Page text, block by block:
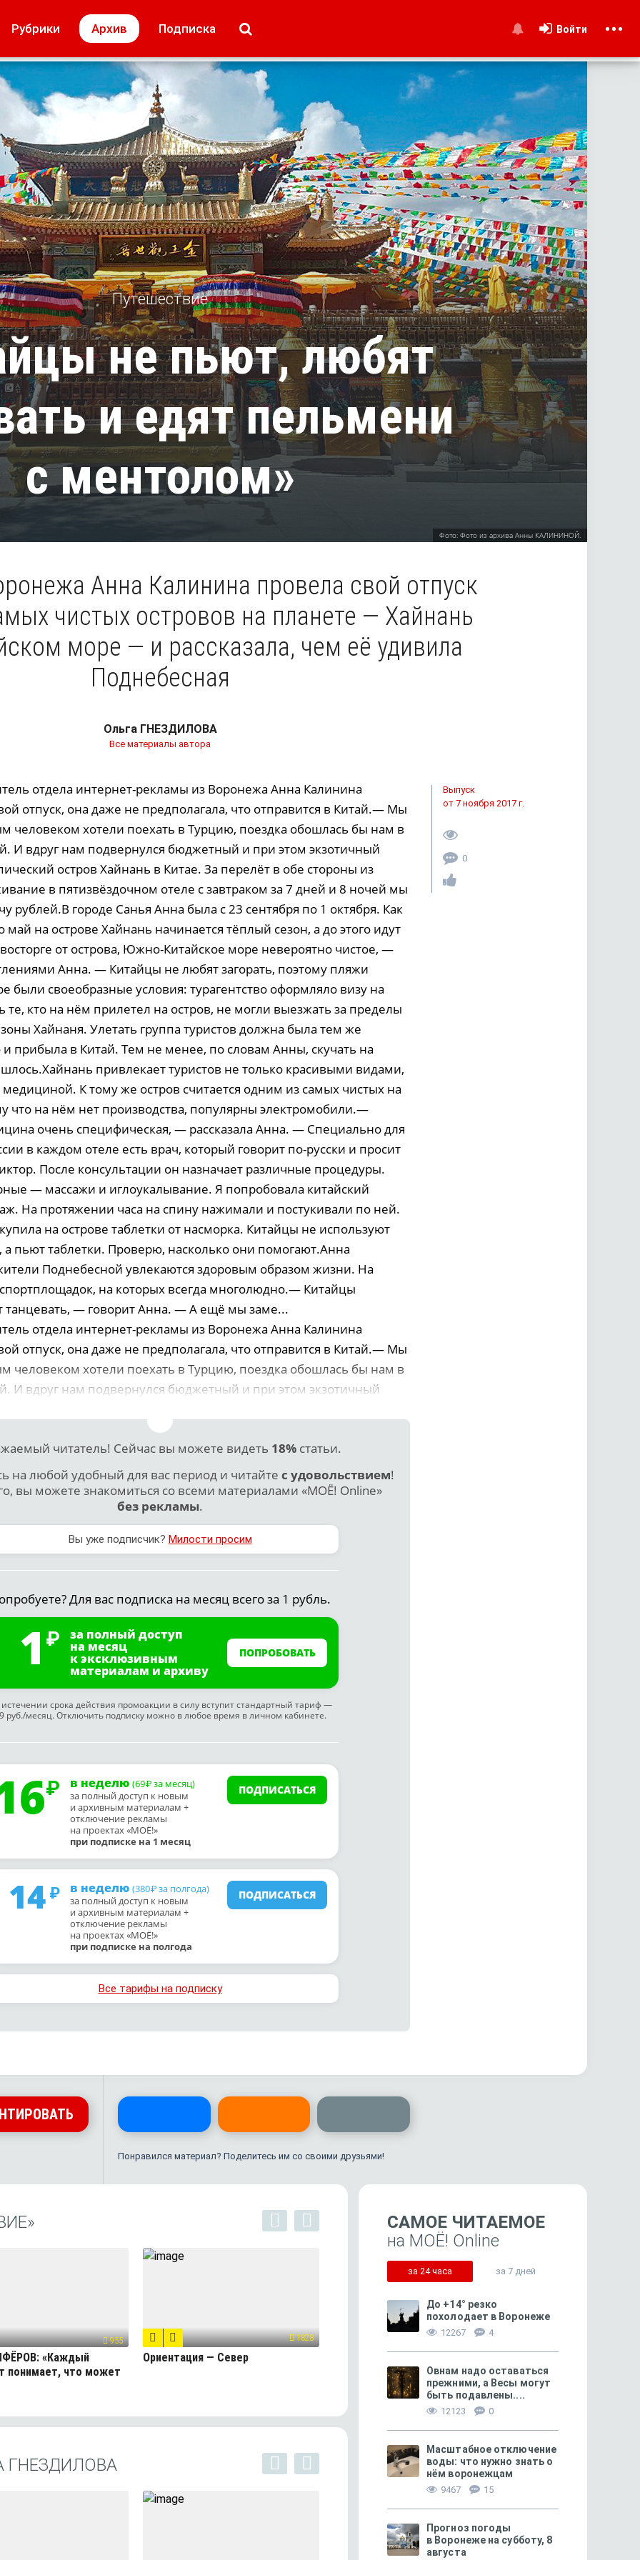
Рубрики Архив Подписка Войти
МОЁ! Плюс Липецк
Образование + карьера
Свадьба недели
Путешествие
не пьют, любят
и едят пельмени
с ментолом»
Фото: Фото из архива Анны КАЛИНИНОЙ.
Анна Калинина провела свой отпуск
чистых островов на планете — Хайнань
море — и рассказала, чем её удивила
Поднебесная
Ольга ГНЕЗДИЛОВА
Все материалы автора
отдела интернет-рекламы из Воронежа Анна Калинина
отпуск, она даже не предполагала, что отправится в Китай.— Мы
человеком хотели поехать в Турцию, поездка обошлась бы нам в
И вдруг нам подвернулся бюджетный и при этом экзотичный
остров Хайнань в Китае. За перелёт в обе стороны из
в пятизвёздочном отеле с завтраком за 7 дней и 8 ночей мы
рублей.В городе Санья Анна была с 23 сентября по 1 октября. Как
май на острове Хайнань начинается тёплый сезон, а до этого идут
от острова, Южно-Китайское море невероятно чистое, —
Анна. — Китайцы не любят загорать, поэтому пляжи
были своеобразные условия: турагентство оформляло визу на
те, кто на нём прилетел на остров, не могли выезжать за пределы
Хайнаня. Улетать группа туристов должна была тем же
и прибыла в Китай. Тем не менее, по словам Анны, скучать на
привлекает туристов не только красивыми видами,
К тому же остров считается одним из самых чистых на
что на нём нет производства, популярны электромобили.—
очень специфическая, — рассказала Анна. — Специально для
в каждом отеле есть врач, который говорит по-русски и просит
После консультации он назначает различные процедуры.
— массажи и иглоукалывание. Я попробовала китайский
На протяжении часа на спину нажимали и постукивали по ней.
на острове таблетки от насморка. Китайцы не используют
а пьют таблетки. Проверю, насколько они помогают.Анна
Поднебесной увлекаются здоровым образом жизни. На
на которых всегда многолюдно.— Китайцы
танцевать, — говорит Анна. — А ещё мы заме...
отдела интернет-рекламы из Воронежа Анна Калинина
отпуск, она даже не предполагала, что отправится в Китай.— Мы
человеком хотели поехать в Турцию, поездка обошлась бы нам в
И вдруг нам подвернулся бюджетный и при этом экзотичный
читатель! Сейчас вы можете видеть 18%статьи.
на любой удобный для вас период и читайте с удовольствием!
вы можете знакомиться со всеми материалами «МОЁ! Online»
без рекламы.
Вы уже подписчик? Милости просим
Для вас подписка на месяц всего за 1 рубль.
1 за полный доступ
на месяц
к эксклюзивным
материалам и архиву
ПОПРОБОВАТЬ
срока действия промоакции в силу вступит стандартный тариф —
руб./месяц. Отключить подписку можно в любое время в личном кабинете.
в неделю (69₽ за месяц)
за полный доступ к новым
и архивным материалам +
отключение рекламы
на проектах «МОЁ!»
при подписке на 1 месяц
ПОДПИСАТЬСЯ
14 в неделю (380₽ за полгода)
за полный доступ к новым
и архивным материалам +
отключение рекламы
на проектах «МОЁ!»
при подписке на полгода
ПОДПИСАТЬСЯ
Все тарифы на подписку
Выпуск
от 7 ноября 2017 г.
0
Понравился материал? Поделитесь им со своими друзьями!
955
«Каждый
понимает, что может
1828
Ориентация — Север
ГНЕЗДИЛОВА
САМОЕ ЧИТАЕМОЕ
на МОЁ! Online
за 24 часа за 7 дней
До +14° резко
похолодает в Воронеже
12267 4
Овнам надо оставаться
прежними, а Весы могут
быть подавлены....
12123 0
Масштабное отключение
воды: что нужно знать о
нём воронежцам
9467 15
Прогноз погоды
в Воронеже на субботу, 8
августа